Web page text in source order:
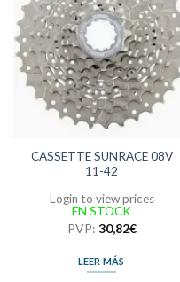
CASSETTE SUNRACE 08V
11-42
Login to view prices
EN STOCK
PVP: 30,82€
LEER MÁS